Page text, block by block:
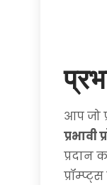
आप जो
प्रभावी
प्रदान